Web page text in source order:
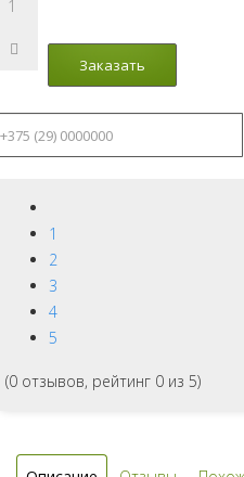
1
2
3
4
5
(0 отзывов, рейтинг 0 из 5)